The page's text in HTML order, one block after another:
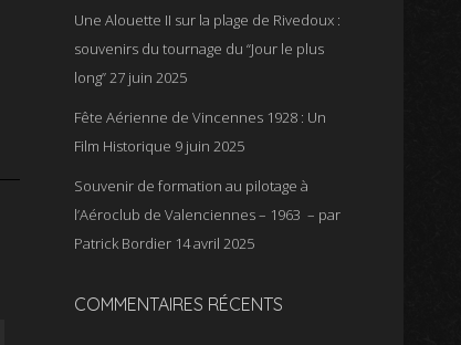
Une Alouette II sur la plage de Rivedoux :
souvenirs du tournage du “Jour le plus
long”27 juin 2025
Fête Aérienne de Vincennes 1928 : Un
Film Historique 9 juin 2025
Souvenir de formation au pilotage à
l’Aéroclub de Valenciennes – 1963 – par
Patrick Bordier 14 avril 2025
COMMENTAIRES RÉCENTS